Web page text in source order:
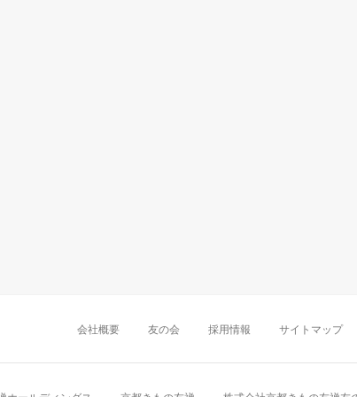
八王子店
近畿
大阪難波店 京
岡山店 広島店
会社概要 友の会 採用情報 サイトマップ